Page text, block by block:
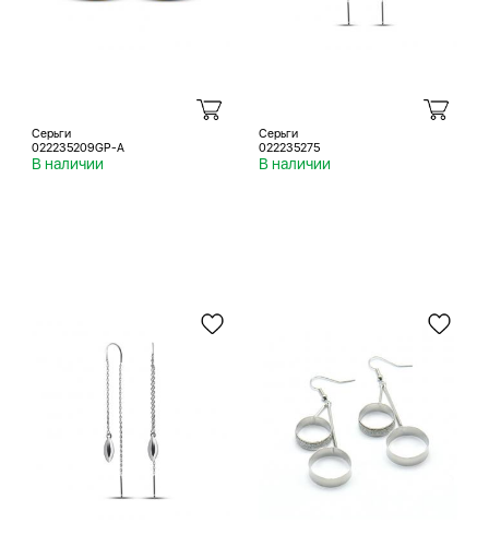
Серьги
022235209GP-A
В наличии
Серьги
022235275
В наличии